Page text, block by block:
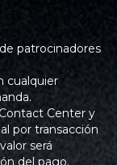
patrocinadores
cualquier
Center y
por transacción
será
del pago.